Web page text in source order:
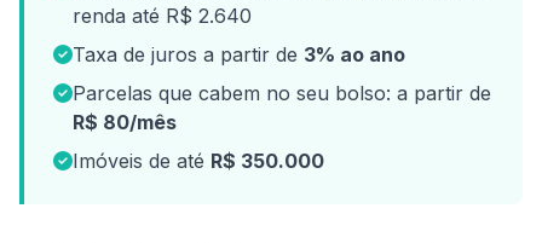
renda até R$ 2.640
Taxa de juros a partir de 3% ao ano
Parcelas que cabem no seu bolso: a partir de
R$ 80/mês
Imóveis de até R$ 350.000